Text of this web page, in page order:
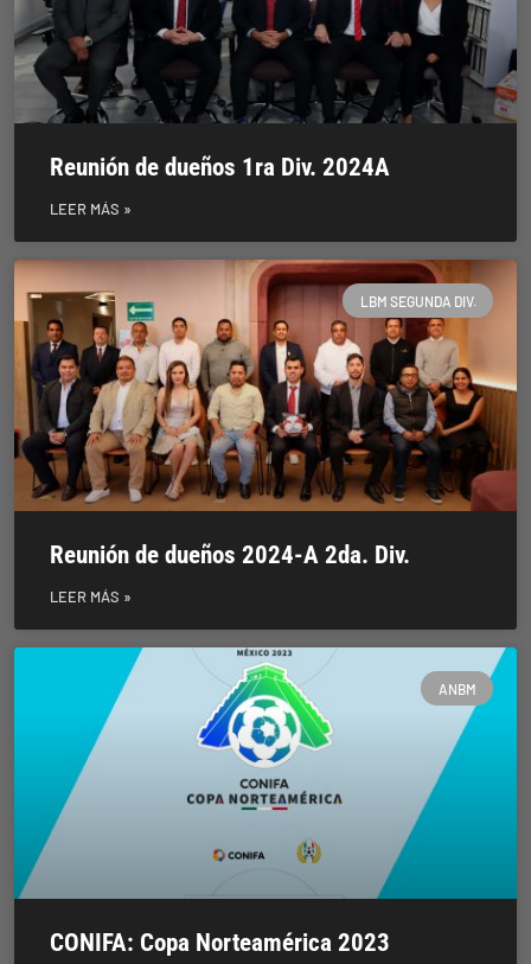
Reunión de dueños 1ra Div. 2024A
LEER MÁS »
LBM SEGUNDA DIV.
Reunión de dueños 2024-A 2da. Div.
LEER MÁS »
ANBM
CONIFA: Copa Norteamérica 2023